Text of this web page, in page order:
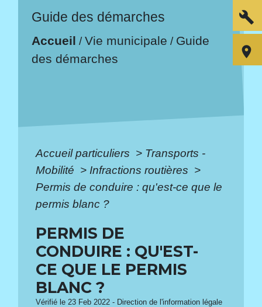
Guide des démarches
Accueil /Vie municipale / Guide
des démarches
Accueil particuliers > Transports -
Mobilité > Infractions routières >
Permis de conduire : qu'est-ce que le
permis blanc ?
PERMIS DE
CONDUIRE : QU'EST-
CE QUE LE PERMIS
BLANC ?
Vérifié le 23 Feb 2022 - Direction de l'information légale
build
room